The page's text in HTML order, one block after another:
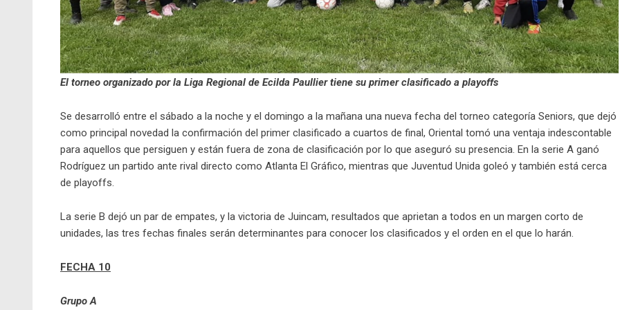
El torneo organizado por la Liga Regional de Ecilda Paullier tiene su primer clasificado a playoffs
Se desarrolló entre el sábado a la noche y el domingo a la mañana una nueva fecha del torneo categoría Seniors, que dejó
como principal novedad la confirmación del primer clasificado a cuartos de final, Oriental tomó una ventaja indescontable
para aquellos que persiguen y están fuera de zona de clasificación por lo que aseguró su presencia. En la serie A ganó
Rodríguez un partido ante rival directo como Atlanta El Gráfico, mientras que Juventud Unida goleó y también está cerca
de playoffs.
La serie B dejó un par de empates, y la victoria de Juincam, resultados que aprietan a todos en un margen corto de
unidades, las tres fechas finales serán determinantes para conocer los clasificados y el orden en el que lo harán.
FECHA 10
Grupo A